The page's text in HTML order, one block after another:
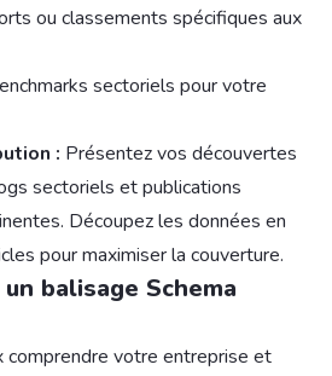
ou classements spécifiques aux
sectoriels pour votre
: Présentez vos découvertes
sectoriels et publications
Découpez les données en
pour maximiser la couverture.
balisage Schema
comprendre votre entreprise et